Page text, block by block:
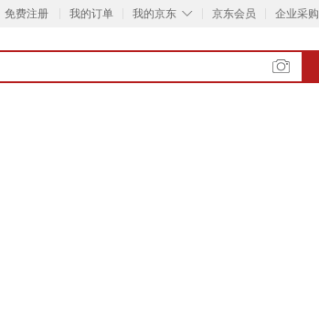
免费注册 我的订单 ◇
我的京东 京东会员 企业采购